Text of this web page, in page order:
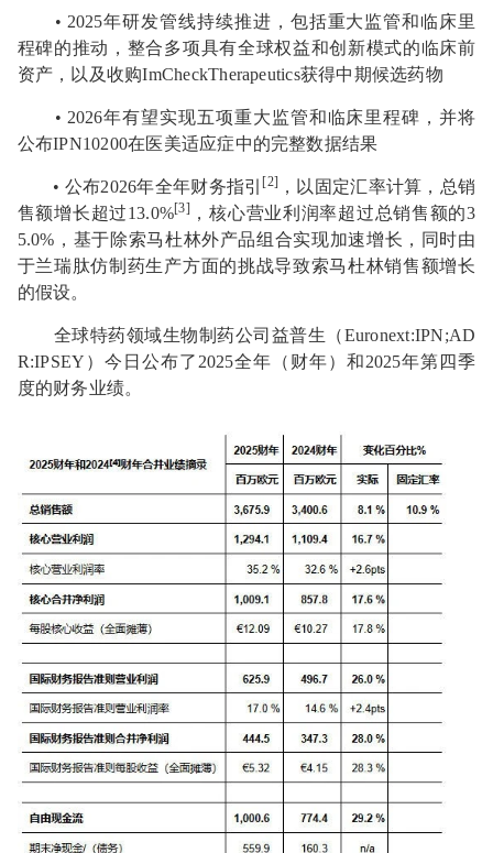
• 2025年研发管线持续推进，包括重大监管和临床里
程碑的推动，整合多项具有全球权益和创新模式的临床前
资产，以及收购ImCheckTherapeutics获得中期候选药物
• 2026年有望实现五项重大监管和临床里程碑，并将
公布IPN10200在医美适应症中的完整数据结果
• 公布2026年全年财务指引 [2] ，以固定汇率计算，总销
售额增长超过13.0%[3] ，核心营业利润率超过总销售额的3
5.0%，基于除索马杜林外产品组合实现加速增长，同时由
于兰瑞肽仿制药生产方面的挑战导致索马杜林销售额增长
的假设。
全球特药领域生物制药公司益普生（Euronext:IPN;AD
R:IPSEY）今日公布了2025全年（财年）和2025年第四季
度的财务业绩。